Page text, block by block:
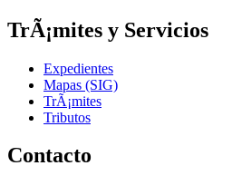
TrÃ¡mites y Servicios
Expedientes
Mapas (SIG)
TrÃ¡mites
Tributos
Contacto